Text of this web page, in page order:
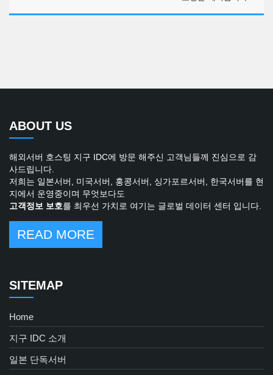
ABOUT US
해외서버 호스팅 지구 IDC에 방문 해주신 고객님들께 진심으로 감
사드립니다.
저희는 일본서버, 미국서버, 홍콩서버, 싱가포르서버, 한국서버를 현
지에서 운영중이며 무엇보다도
고객정보 보호를 최우선 가치로 여기는 글로벌 데이터 센터 입니다.
READ MORE
SITEMAP
Home
지구 IDC 소개
일본 단독서버